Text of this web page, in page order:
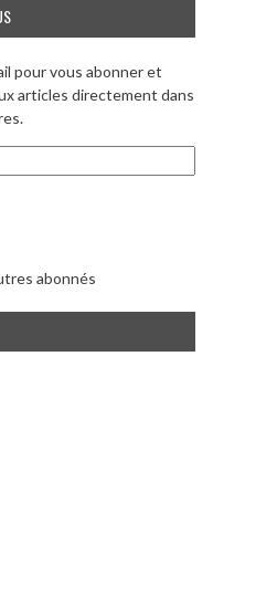
pour vous abonner et
articles directement dans
abonnés